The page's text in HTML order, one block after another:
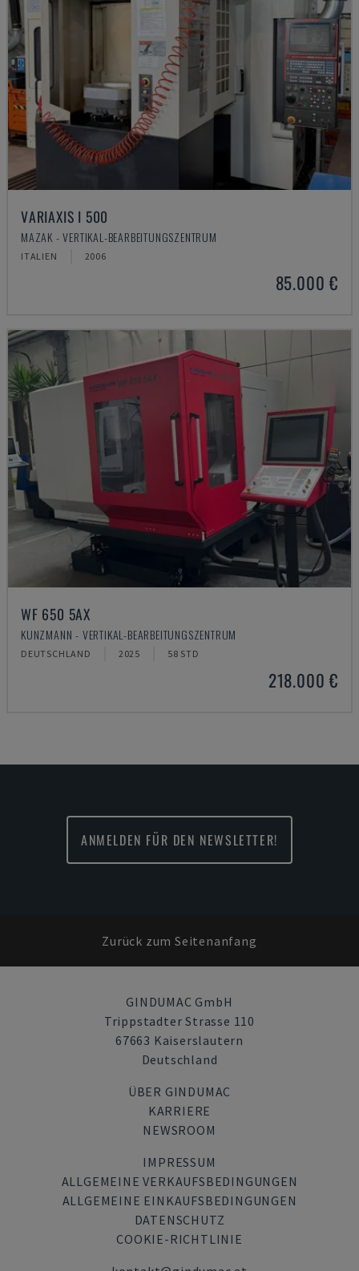
VARIAXIS I 500
MAZAK - VERTIKAL-BEARBEITUNGSZENTRUM
ITALIEN 2006
85.000 €
WF 650 5AX
KUNZMANN - VERTIKAL-BEARBEITUNGSZENTRUM
DEUTSCHLAND 2025 58 STD
218.000 €
ANMELDEN FÜR DEN NEWSLETTER!
Zurück zum Seitenanfang
GINDUMAC GmbH
Trippstadter Strasse 110
67663 Kaiserslautern
Deutschland
ÜBER GINDUMAC
KARRIERE
NEWSROOM
IMPRESSUM
ALLGEMEINE VERKAUFSBEDINGUNGEN
ALLGEMEINE EINKAUFSBEDINGUNGEN
DATENSCHUTZ
COOKIE-RICHTLINIE